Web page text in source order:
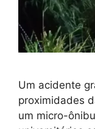
Um acidente
proximidades
um micro-